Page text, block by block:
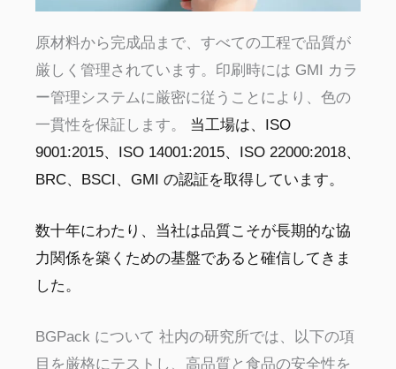
原材料から完成品まで、すべての工程で品質が
厳しく管理されています。印刷時には GMI カラ
ー管理システムに厳密に従うことにより、色の
一貫性を保証します。 当工場は、ISO
9001:2015、ISO 14001:2015、ISO 22000:2018、
BRC、BSCI、GMI の認証を取得しています。
数十年にわたり、当社は品質こそが長期的な協
力関係を築くための基盤であると確信してきま
した。
BGPack について 社内の研究所では、以下の項
目を厳格にテストし、高品質と食品の安全性を